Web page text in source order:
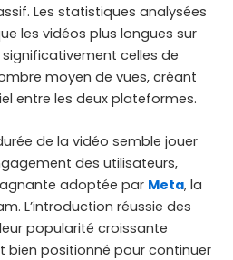
Les statistiques analysées
les vidéos plus longues sur
celles de
moyen de vues, créant
entre les deux plateformes.
de la vidéo semble jouer
des utilisateurs,
adoptée par Meta, la
L’introduction réussie des
popularité croissante
bien positionné pour continuer